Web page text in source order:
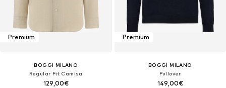
Premium
BOGGI MILANO
Regular Fit Camisa
129,00€
Premium
BOGGI MILANO
Pullover
149,00€